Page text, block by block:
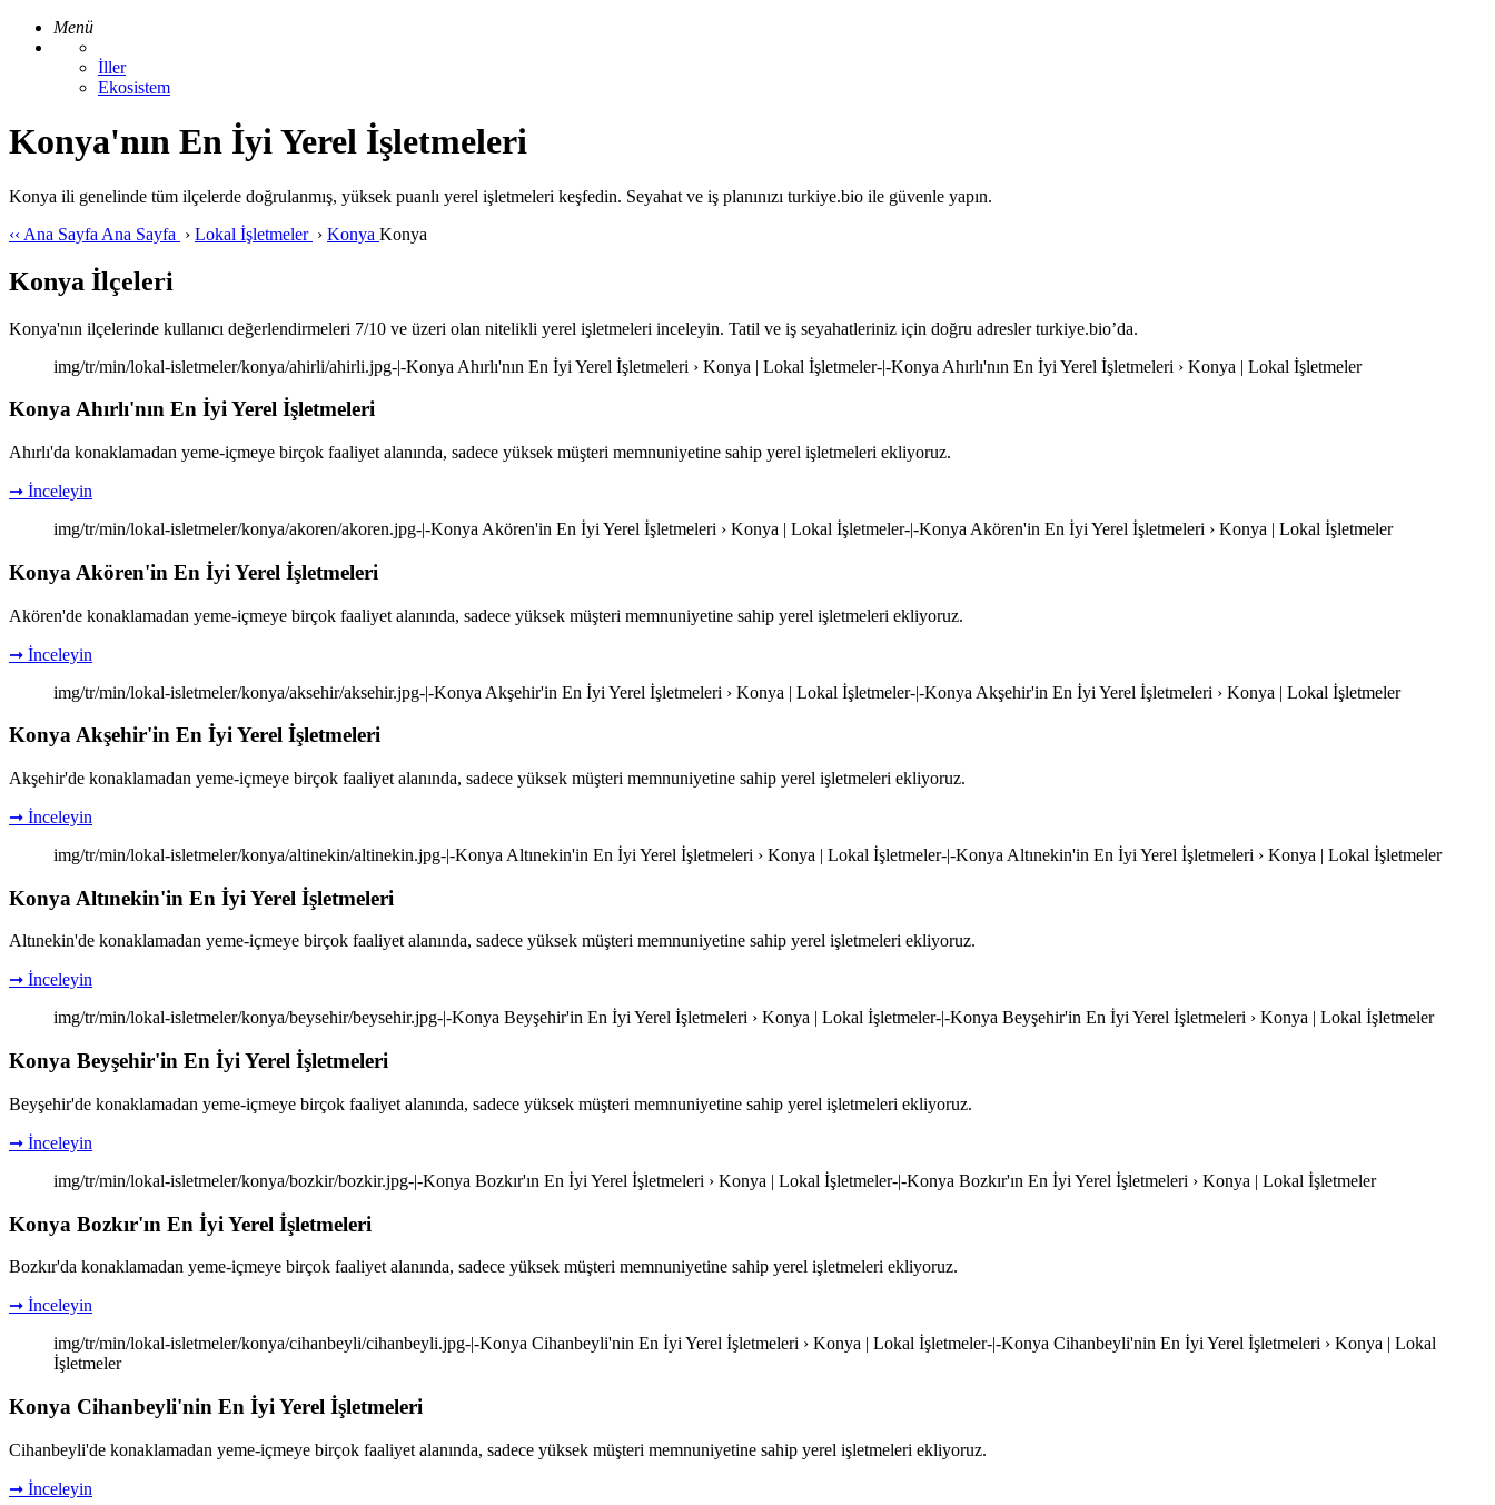
Menü
İller
Ekosistem
Konya'nın En İyi Yerel İşletmeleri
Konya ili genelinde tüm ilçelerde doğrulanmış, yüksek puanlı yerel işletmeleri keşfedin. Seyahat ve iş planınızı turkiye.bio ile güvenle yapın.
‹‹ Ana Sayfa Ana Sayfa › Lokal İşletmeler › Konya Konya
Konya İlçeleri
Konya'nın ilçelerinde kullanıcı değerlendirmeleri 7/10 ve üzeri olan nitelikli yerel işletmeleri inceleyin. Tatil ve iş seyahatleriniz için doğru adresler turkiye.bio’da.
img/tr/min/lokal-isletmeler/konya/ahirli/ahirli.jpg-|-Konya Ahırlı'nın En İyi Yerel İşletmeleri › Konya | Lokal İşletmeler-|-Konya Ahırlı'nın En İyi Yerel İşletmeleri › Konya | Lokal İşletmeler
Konya Ahırlı'nın En İyi Yerel İşletmeleri
Ahırlı'da konaklamadan yeme-içmeye birçok faaliyet alanında, sadece yüksek müşteri memnuniyetine sahip yerel işletmeleri ekliyoruz.
➞ İnceleyin
img/tr/min/lokal-isletmeler/konya/akoren/akoren.jpg-|-Konya Akören'in En İyi Yerel İşletmeleri › Konya | Lokal İşletmeler-|-Konya Akören'in En İyi Yerel İşletmeleri › Konya | Lokal İşletmeler
Konya Akören'in En İyi Yerel İşletmeleri
Akören'de konaklamadan yeme-içmeye birçok faaliyet alanında, sadece yüksek müşteri memnuniyetine sahip yerel işletmeleri ekliyoruz.
➞ İnceleyin
img/tr/min/lokal-isletmeler/konya/aksehir/aksehir.jpg-|-Konya Akşehir'in En İyi Yerel İşletmeleri › Konya | Lokal İşletmeler-|-Konya Akşehir'in En İyi Yerel İşletmeleri › Konya | Lokal İşletmeler
Konya Akşehir'in En İyi Yerel İşletmeleri
Akşehir'de konaklamadan yeme-içmeye birçok faaliyet alanında, sadece yüksek müşteri memnuniyetine sahip yerel işletmeleri ekliyoruz.
➞ İnceleyin
img/tr/min/lokal-isletmeler/konya/altinekin/altinekin.jpg-|-Konya Altınekin'in En İyi Yerel İşletmeleri › Konya | Lokal İşletmeler-|-Konya Altınekin'in En İyi Yerel İşletmeleri › Konya | Lokal İşletmeler
Konya Altınekin'in En İyi Yerel İşletmeleri
Altınekin'de konaklamadan yeme-içmeye birçok faaliyet alanında, sadece yüksek müşteri memnuniyetine sahip yerel işletmeleri ekliyoruz.
➞ İnceleyin
img/tr/min/lokal-isletmeler/konya/beysehir/beysehir.jpg-|-Konya Beyşehir'in En İyi Yerel İşletmeleri › Konya | Lokal İşletmeler-|-Konya Beyşehir'in En İyi Yerel İşletmeleri › Konya | Lokal İşletmeler
Konya Beyşehir'in En İyi Yerel İşletmeleri
Beyşehir'de konaklamadan yeme-içmeye birçok faaliyet alanında, sadece yüksek müşteri memnuniyetine sahip yerel işletmeleri ekliyoruz.
➞ İnceleyin
img/tr/min/lokal-isletmeler/konya/bozkir/bozkir.jpg-|-Konya Bozkır'ın En İyi Yerel İşletmeleri › Konya | Lokal İşletmeler-|-Konya Bozkır'ın En İyi Yerel İşletmeleri › Konya | Lokal İşletmeler
Konya Bozkır'ın En İyi Yerel İşletmeleri
Bozkır'da konaklamadan yeme-içmeye birçok faaliyet alanında, sadece yüksek müşteri memnuniyetine sahip yerel işletmeleri ekliyoruz.
➞ İnceleyin
img/tr/min/lokal-isletmeler/konya/cihanbeyli/cihanbeyli.jpg-|-Konya Cihanbeyli'nin En İyi Yerel İşletmeleri › Konya | Lokal İşletmeler-|-Konya Cihanbeyli'nin En İyi Yerel İşletmeleri › Konya | Lokal
İşletmeler
Konya Cihanbeyli'nin En İyi Yerel İşletmeleri
Cihanbeyli'de konaklamadan yeme-içmeye birçok faaliyet alanında, sadece yüksek müşteri memnuniyetine sahip yerel işletmeleri ekliyoruz.
➞ İnceleyin